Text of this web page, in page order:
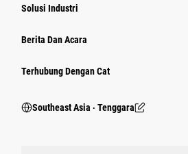
Solusi Industri
Berita Dan Acara
Terhubung Dengan Cat
Southeast Asia ‧ Tenggara